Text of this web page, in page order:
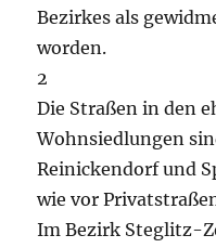
Bezirkes als
worden.
2
Die Straßen in den
Wohnsiedlungen
Reinickendorf und
wie vor
Im Bezirk Steglitz-